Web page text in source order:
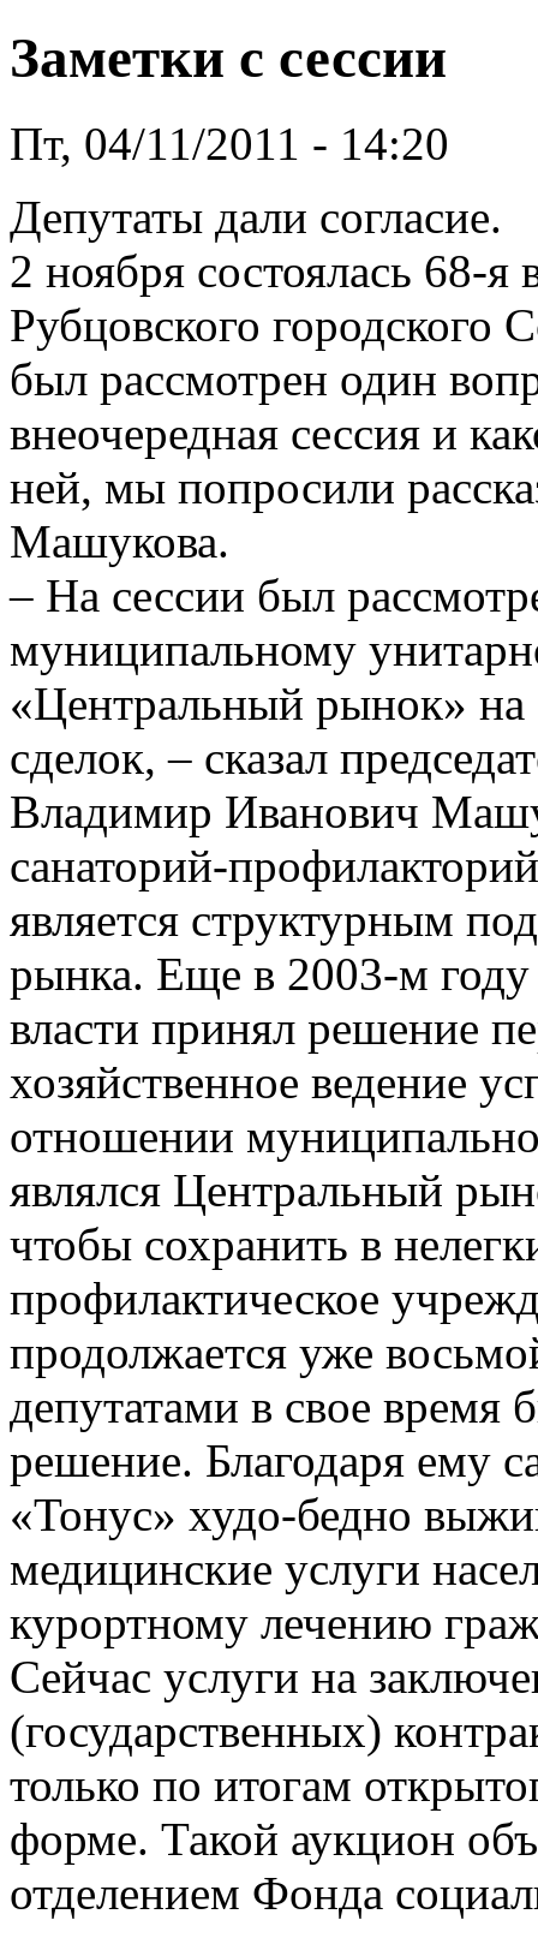
Заметки с сессии
Пт, 04/11/2011 - 14:20
Депутаты дали согласие.
2 ноября состоялась 68-я
Рубцовского городского
был рассмотрен один
внеочередная сессия и
ней, мы попросили
Машукова.
– На сессии был
муниципальному
«Центральный рынок»
сделок, – сказал
Владимир Иванович
санаторий-
является структурным
рынка. Еще в 2003-м году
власти принял решение
хозяйственное ведение
отношении
являлся Центральный
чтобы сохранить в
профилактическое
продолжается уже
депутатами в свое время
решение. Благодаря ему
«Тонус» худо-бедно
медицинские услуги
курортному лечению
Сейчас услуги на
(государственных)
только по итогам
форме. Такой аукцион
отделением Фонда